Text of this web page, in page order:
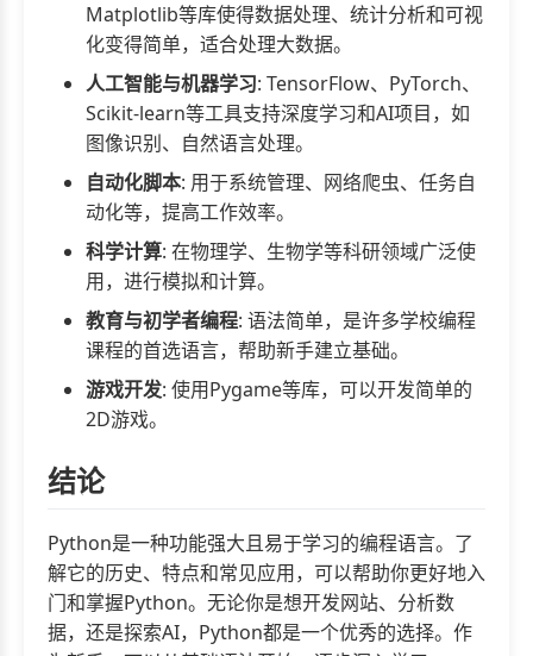
Matplotlib等库使得数据处理、统计分析和可视
化变得简单，适合处理大数据。
人工智能与机器学习: TensorFlow、PyTorch、
Scikit-learn等工具支持深度学习和AI项目，如
图像识别、自然语言处理。
自动化脚本: 用于系统管理、网络爬虫、任务自
动化等，提高工作效率。
科学计算: 在物理学、生物学等科研领域广泛使
用，进行模拟和计算。
教育与初学者编程: 语法简单，是许多学校编程
课程的首选语言，帮助新手建立基础。
游戏开发: 使用Pygame等库，可以开发简单的
2D游戏。
结论
Python是一种功能强大且易于学习的编程语言。了
解它的历史、特点和常见应用，可以帮助你更好地入
门和掌握Python。无论你是想开发网站、分析数
据，还是探索AI，Python都是一个优秀的选择。作